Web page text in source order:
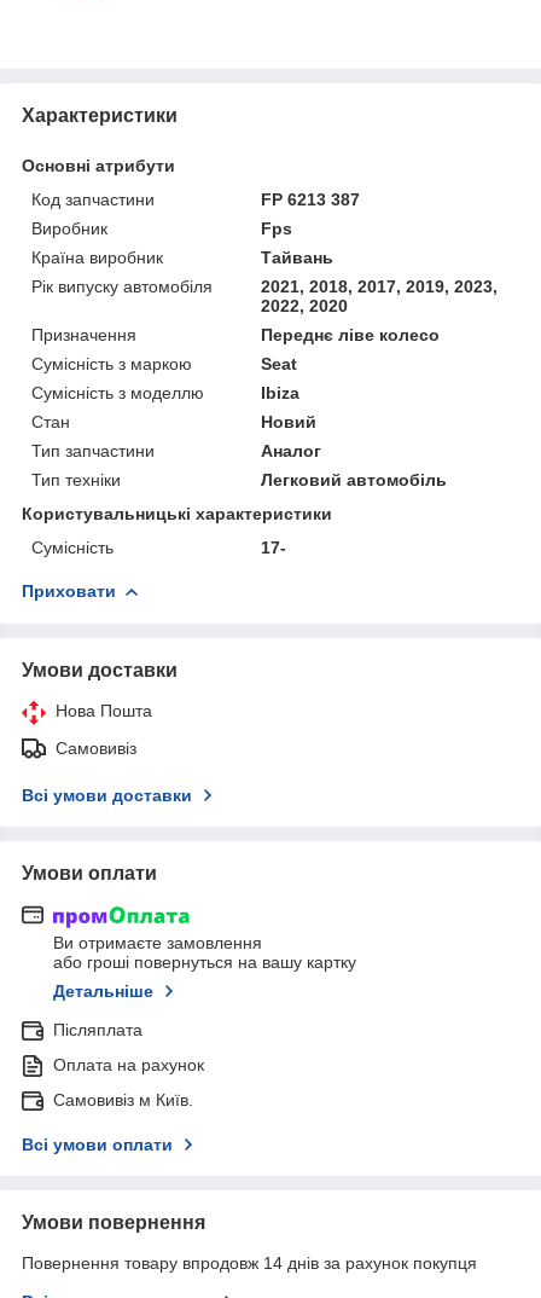
Характеристики
Основні атрибути
Код запчастини
FP 6213 387
Виробник
Fps
Країна виробник
Тайвань
Рік випуску автомобіля
2021, 2018, 2017, 2019, 2023,
2022, 2020
Призначення
Переднє ліве колесо
Сумісність з маркою
Seat
Сумісність з моделлю
Ibiza
Стан
Новий
Тип запчастини
Аналог
Тип техніки
Легковий автомобіль
Користувальницькі характеристики
Сумісність
17-
Приховати
Умови доставки
Нова Пошта
Самовивіз
Всі умови доставки
Умови оплати
Ви отримаєте замовлення
або гроші повернуться на вашу картку
Детальніше
Післяплата
Оплата на рахунок
Самовивіз м Київ.
Всі умови оплати
Умови повернення
Повернення товару впродовж 14 днів за рахунок покупця